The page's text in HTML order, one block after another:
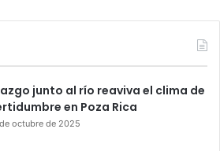
junto al río reaviva el clima de
en Poza Rica
octubre de 2025